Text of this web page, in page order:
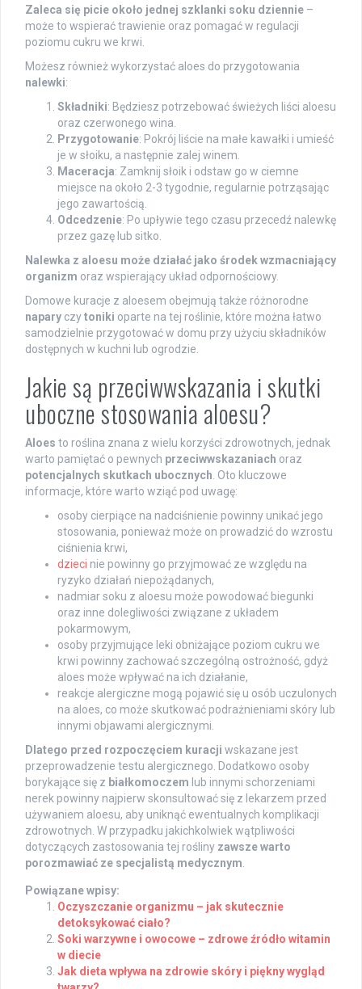
Zaleca się picie około jednej szklanki soku dziennie –
może to wspierać trawienie oraz pomagać w regulacji
poziomu cukru we krwi.
Możesz również wykorzystać aloes do przygotowania
nalewki:
Składniki: Będziesz potrzebować świeżych liści aloesu
oraz czerwonego wina.
Przygotowanie: Pokrój liście na małe kawałki i umieść
je w słoiku, a następnie zalej winem.
Maceracja: Zamknij słoik i odstaw go w ciemne
miejsce na około 2-3 tygodnie, regularnie potrząsając
jego zawartością.
Odcedzenie: Po upływie tego czasu przecedź nalewkę
przez gazę lub sitko.
Nalewka z aloesu może działać jako środek wzmacniający
organizm oraz wspierający układ odpornościowy.
Domowe kuracje z aloesem obejmują także różnorodne
napary czytoniki oparte na tej roślinie, które można łatwo
samodzielnie przygotować w domu przy użyciu składników
dostępnych w kuchni lub ogrodzie.
Jakie są przeciwwskazania i skutki
uboczne stosowania aloesu?
Aloes to roślina znana z wielu korzyści zdrowotnych, jednak
warto pamiętać o pewnych przeciwwskazaniach oraz
potencjalnych skutkach ubocznych . Oto kluczowe
informacje, które warto wziąć pod uwagę:
osoby cierpiące na nadciśnienie powinny unikać jego
stosowania, ponieważ może on prowadzić do wzrostu
ciśnienia krwi,
dzieci nie powinny go przyjmować ze względu na
ryzyko działań niepożądanych,
nadmiar soku z aloesu może powodować biegunki
oraz inne dolegliwości związane z układem
pokarmowym,
osoby przyjmujące leki obniżające poziom cukru we
krwi powinny zachować szczególną ostrożność, gdyż
aloes może wpływać na ich działanie,
reakcje alergiczne mogą pojawić się u osób uczulonych
na aloes, co może skutkować podrażnieniami skóry lub
innymi objawami alergicznymi.
Dlatego przed rozpoczęciem kuracji wskazane jest
przeprowadzenie testu alergicznego. Dodatkowo osoby
borykające się z białkomoczem lub innymi schorzeniami
nerek powinny najpierw skonsultować się z lekarzem przed
używaniem aloesu, aby uniknąć ewentualnych komplikacji
zdrowotnych. W przypadku jakichkolwiek wątpliwości
dotyczących zastosowania tej rośliny zawsze warto
porozmawiać ze specjalistą medycznym
Powiązane wpisy:
Oczyszczanie organizmu – jak skutecznie
detoksykować ciało?
Soki warzywne i owocowe – zdrowe źródło witamin
w diecie
Jak dieta wpływa na zdrowie skóry i piękny wygląd